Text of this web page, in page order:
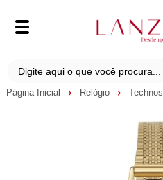
Página Inicial Relógio Technos